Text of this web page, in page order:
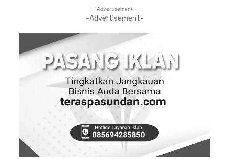
- Advertisement -
-Advertisement-